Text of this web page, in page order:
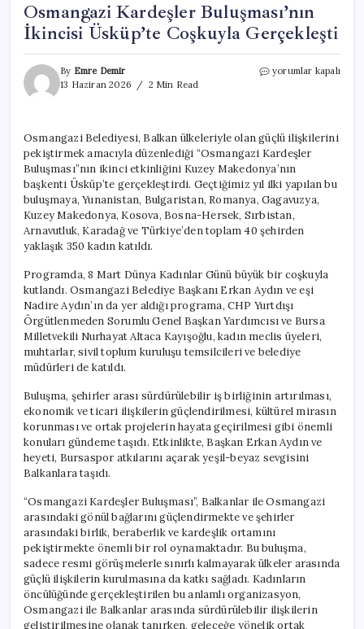
Osmangazi Kardeşler Buluşması’nın
İkincisi Üsküp’te Coşkuyla Gerçekleşti
By Emre Demir
13 Haziran 2026
2 Min Read
Osmangazi
Coşkuyla
Gerçekleşti
için
yorumlar kapalı
Osmangazi Belediyesi, Balkan ülkeleriyle olan güçlü ilişkilerini
pekiştirmek amacıyla düzenlediği “Osmangazi Kardeşler
Buluşması”nın ikinci etkinliğini Kuzey Makedonya’nın
başkenti Üsküp’te gerçekleştirdi. Geçtiğimiz yıl ilki yapılan bu
buluşmaya, Yunanistan, Bulgaristan, Romanya, Gagavuzya,
Kuzey Makedonya, Kosova, Bosna-Hersek, Sırbistan,
Arnavutluk, Karadağ ve Türkiye’den toplam 40 şehirden
yaklaşık 350 kadın katıldı.
Programda, 8 Mart Dünya Kadınlar Günü büyük bir coşkuyla
kutlandı. Osmangazi Belediye Başkanı Erkan Aydın ve eşi
Nadire Aydın’ın da yer aldığı programa, CHP Yurtdışı
Örgütlenmeden Sorumlu Genel Başkan Yardımcısı ve Bursa
Milletvekili Nurhayat Altaca Kayışoğlu, kadın meclis üyeleri,
muhtarlar, sivil toplum kuruluşu temsilcileri ve belediye
müdürleri de katıldı.
Buluşma, şehirler arası sürdürülebilir iş birliğinin artırılması,
ekonomik ve ticari ilişkilerin güçlendirilmesi, kültürel mirasın
korunması ve ortak projelerin hayata geçirilmesi gibi önemli
konuları gündeme taşıdı. Etkinlikte, Başkan Erkan Aydın ve
heyeti, Bursaspor atkılarını açarak yeşil-beyaz sevgisini
Balkanlara taşıdı.
“Osmangazi Kardeşler Buluşması”, Balkanlar ile Osmangazi
arasındaki gönül bağlarını güçlendirmekte ve şehirler
arasındaki birlik, beraberlik ve kardeşlik ortamını
pekiştirmekte önemli bir rol oynamaktadır. Bu buluşma,
sadece resmi görüşmelerle sınırlı kalmayarak ülkeler arasında
güçlü ilişkilerin kurulmasına da katkı sağladı. Kadınların
öncülüğünde gerçekleştirilen bu anlamlı organizasyon,
Osmangazi ile Balkanlar arasında sürdürülebilir ilişkilerin
geliştirilmesine olanak tanırken, geleceğe yönelik ortak